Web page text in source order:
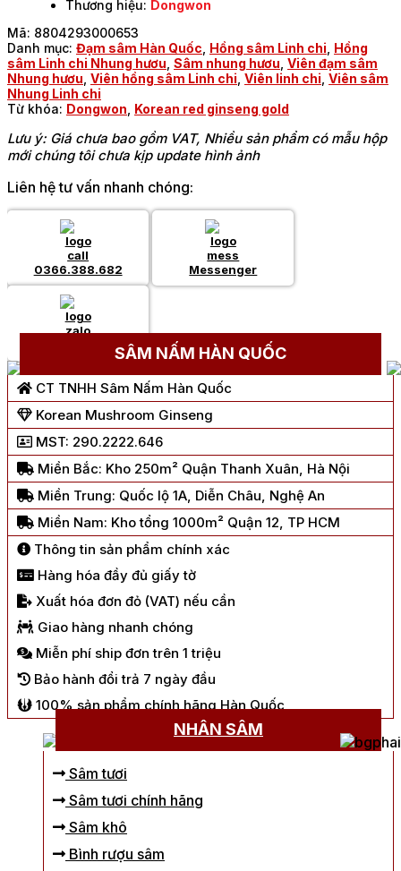
Thương hiệu: Dongwon
Mã: 8804293000653
Danh mục: Đạm sâm Hàn Quốc Hồng sâm Linh chi Hồng
sâm Linh chi Nhung hươu Sâm nhung hươu Viên đạm sâm
Nhung hươu Viên hồng sâm Linh chi Viên linh chi Viên sâm
Nhung Linh chi
Từ khóa: Dongwon Korean red ginseng gold
Lưu ý: Giá chưa bao gồm VAT, Nhiều sản phẩm có mẫu hộp
mới chúng tôi chưa kịp update hình ảnh
Liên hệ tư vấn nhanh chóng:
0366.388.682 Messenger
SÂM NẤM HÀN QUỐC
CT TNHH Sâm Nấm Hàn Quốc
Korean Mushroom Ginseng
MST: 290.2222.646
Miền Bắc: Kho 250m² Quận Thanh Xuân, Hà Nội
Miền Trung: Quốc lộ 1A, Diễn Châu, Nghệ An
Miền Nam: Kho tổng 1000m² Quận 12, TP HCM
Thông tin sản phẩm chính xác
Hàng hóa đầy đủ giấy tờ
Xuất hóa đơn đỏ (VAT) nếu cần
Giao hàng nhanh chóng
Miễn phí ship đơn trên 1 triệu
Bảo hành đổi trả 7 ngày đầu
100% sản phẩm chính hãng Hàn Quốc
NHÂN SÂM
Sâm tươi
Sâm tươi chính hãng
Sâm khô
Bình rượu sâm